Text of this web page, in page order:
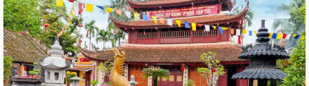
mô cầu
V/v cảnh báo thuốc tiêm điều trị dự phòng trước phơi nhiễm với HIV
chưa được cấp phép lưu hành tại...
Công văn triển khai Chương trình “Hiện diện trực tuyến với tên miền